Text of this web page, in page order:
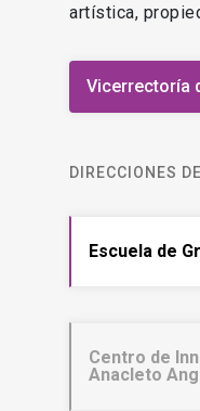
artística,
Vicerrectoría
DIRECCIONES
Escuela de
Centro de
Anacleto